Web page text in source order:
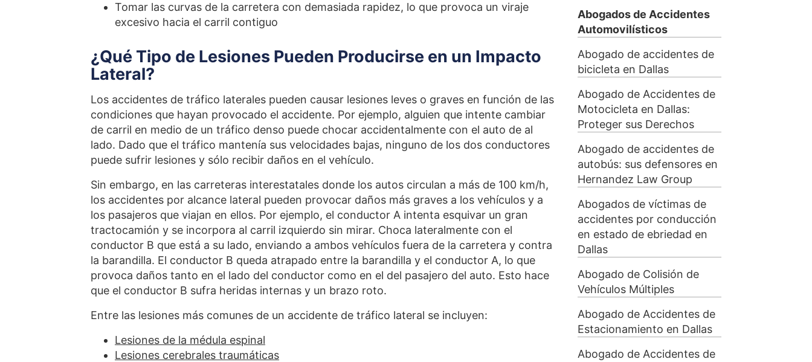
Tomar las curvas de la carretera con demasiada rapidez, lo que provoca un viraje
excesivo hacia el carril contiguo
¿Qué Tipo de Lesiones Pueden Producirse en un Impacto
Lateral?
Los accidentes de tráfico laterales pueden causar lesiones leves o graves en función de las
condiciones que hayan provocado el accidente. Por ejemplo, alguien que intente cambiar
de carril en medio de un tráfico denso puede chocar accidentalmente con el auto de al
lado. Dado que el tráfico mantenía sus velocidades bajas, ninguno de los dos conductores
puede sufrir lesiones y sólo recibir daños en el vehículo.
Sin embargo, en las carreteras interestatales donde los autos circulan a más de 100 km/h,
los accidentes por alcance lateral pueden provocar daños más graves a los vehículos y a
los pasajeros que viajan en ellos. Por ejemplo, el conductor A intenta esquivar un gran
tractocamión y se incorpora al carril izquierdo sin mirar. Choca lateralmente con el
conductor B que está a su lado, enviando a ambos vehículos fuera de la carretera y contra
la barandilla. El conductor B queda atrapado entre la barandilla y el conductor A, lo que
provoca daños tanto en el lado del conductor como en el del pasajero del auto. Esto hace
que el conductor B sufra heridas internas y un brazo roto.
Entre las lesiones más comunes de un accidente de tráfico lateral se incluyen:
Lesiones de la médula espinal
Lesiones cerebrales traumáticas
Abogados de Accidentes
Automovilísticos
Abogado de accidentes de
bicicleta en Dallas
Abogado de Accidentes de
Motocicleta en Dallas:
Proteger sus Derechos
Abogado de accidentes de
autobús: sus defensores en
Hernandez Law Group
Abogados de víctimas de
accidentes por conducción
en estado de ebriedad en
Dallas
Abogado de Colisión de
Vehículos Múltiples
Abogado de Accidentes de
Estacionamiento en Dallas
Abogado de Accidentes de